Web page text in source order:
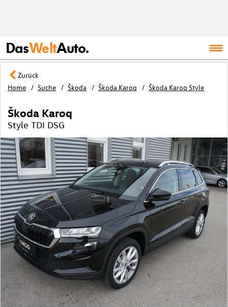
DasWeltAuto.
Zurück
Home
Suche Škoda Škoda Karoq Škoda Karoq Style
Škoda Karoq
Style TDI DSG